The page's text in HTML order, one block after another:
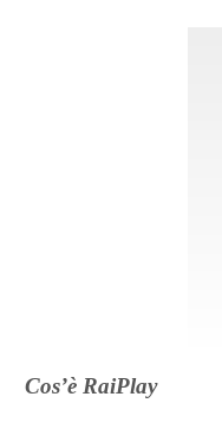
Cos’è RaiPlay